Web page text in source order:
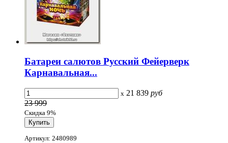
Батареи салютов Русский Фейерверк
Карнавальная...
x 21 839 руб
23 999
Скидка 9%
Артикул: 2480989